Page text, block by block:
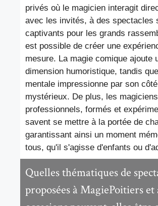
privés où le magicien interagit
avec les invités, à des spectacles
captivants pour les grands
est possible de créer une
mesure. La magie comique ajoute
dimension humoristique, tandis
mentale impressionne par son côté
mystérieux. De plus, les magiciens
professionnels, formés et
savent se mettre à la portée de
garantissant ainsi un moment
tous, qu'il s'agisse d'enfants ou
Quelles thématiques de
proposées à MagiePoitiers et